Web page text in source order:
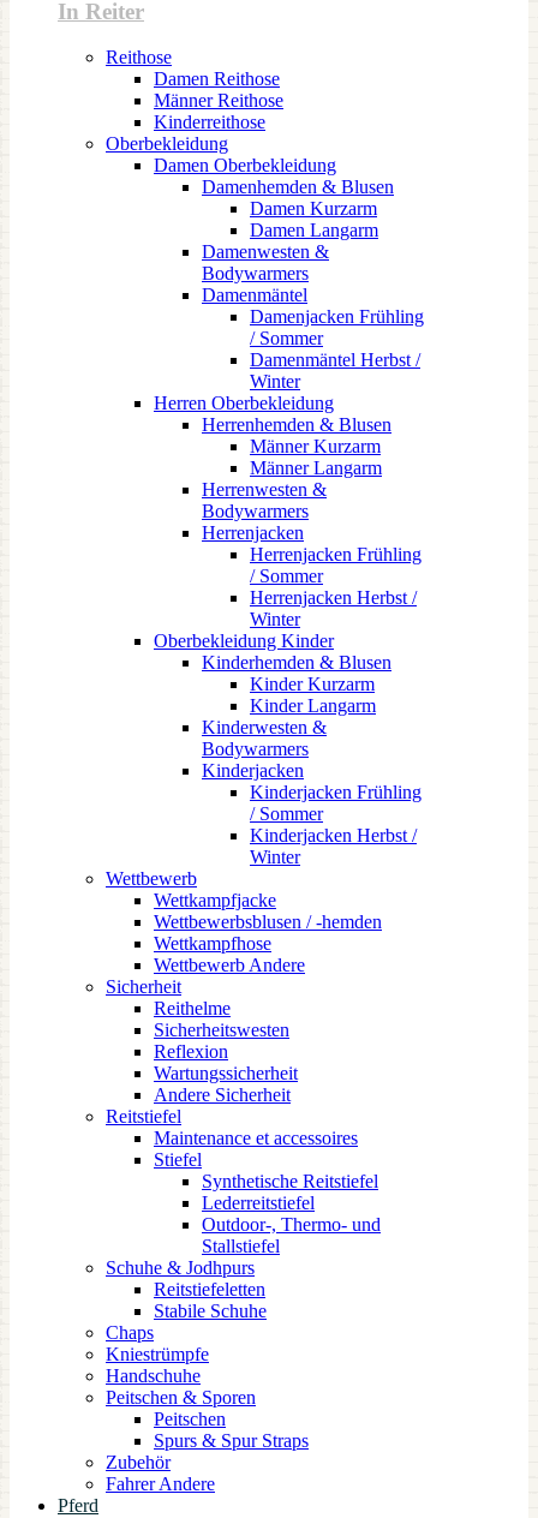
In Reiter
Reithose
Damen Reithose
Männer Reithose
Kinderreithose
Oberbekleidung
Damen Oberbekleidung
Damenhemden & Blusen
Damen Kurzarm
Damen Langarm
Damenwesten &
Bodywarmers
Damenmäntel
Damenjacken Frühling
/ Sommer
Damenmäntel Herbst /
Winter
Herren Oberbekleidung
Herrenhemden & Blusen
Männer Kurzarm
Männer Langarm
Herrenwesten &
Bodywarmers
Herrenjacken
Herrenjacken Frühling
/ Sommer
Herrenjacken Herbst /
Winter
Oberbekleidung Kinder
Kinderhemden & Blusen
Kinder Kurzarm
Kinder Langarm
Kinderwesten &
Bodywarmers
Kinderjacken
Kinderjacken Frühling
/ Sommer
Kinderjacken Herbst /
Winter
Wettbewerb
Wettkampfjacke
Wettbewerbsblusen / -hemden
Wettkampfhose
Wettbewerb Andere
Sicherheit
Reithelme
Sicherheitswesten
Reflexion
Wartungssicherheit
Andere Sicherheit
Reitstiefel
Maintenance et accessoires
Stiefel
Synthetische Reitstiefel
Lederreitstiefel
Outdoor-, Thermo- und
Stallstiefel
Schuhe & Jodhpurs
Reitstiefeletten
Stabile Schuhe
Chaps
Kniestrümpfe
Handschuhe
Peitschen & Sporen
Peitschen
Spurs & Spur Straps
Zubehör
Fahrer Andere
Pferd